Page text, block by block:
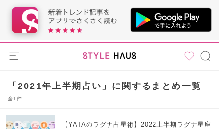
「2021年上半期占い」に関するまとめ一覧
全1件
【YATAのラグナ占星術】2022上半期ラグナ星座